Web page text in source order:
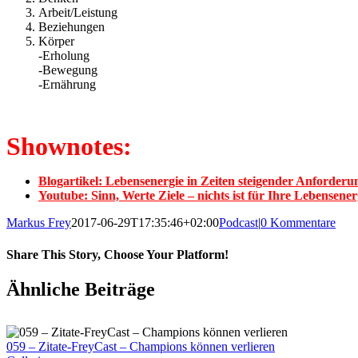
Arbeit/Leistung
Beziehungen
Körper
-Erholung
-Bewegung
-Ernährung
Shownotes:
Blogartikel: Lebensenergie in Zeiten steigender
Youtube: Sinn, Werte Ziele – nichts ist für Ihre
Markus Frey2017-06-29T17:35:46+02:00Podcast|0 Kommentare
Share This Story, Choose Your Platform!
Ähnliche Beiträge
059 – Zitate-FreyCast – Champions können verlieren